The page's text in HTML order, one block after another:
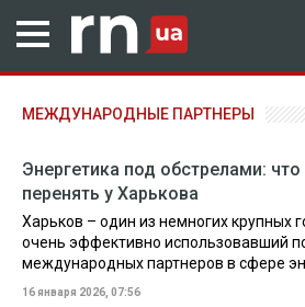
МЕЖДУНАРОДНЫЕ ПАРТНЕРЫ
Энергетика под обстрелами:
перенять у Харькова
Харьков – один из немногих крупных
очень эффективно использовавший
международных партнеров в сфере
16 января 2026, 07:56